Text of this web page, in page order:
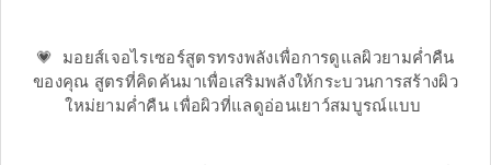
💗 มอยส์เจอไรเซอร์สูตรทรงพลังเพื่อการดูแลผิวยามค่ำคืน
ของคุณ สูตรที่คิดค้นมาเพื่อเสริมพลังให้กระบวนการสร้างผิว
ใหม่ยามค่ำคืน เพื่อผิวที่แลดูอ่อนเยาว์สมบูรณ์แบบ